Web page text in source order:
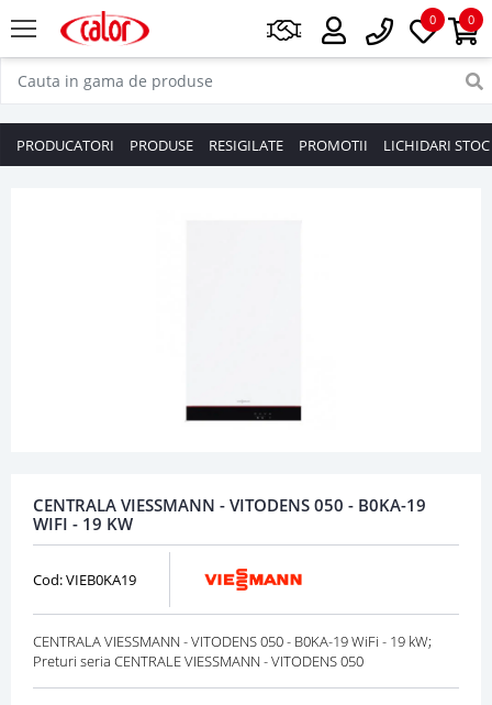
0
0
PRODUCATORI PRODUSE RESIGILATE PROMOTII LICHIDARI STOC
CENTRALA VIESSMANN - VITODENS 050 - B0KA-19
WIFI - 19 KW
Cod: VIEB0KA19
CENTRALA VIESSMANN - VITODENS 050 - B0KA-19 WiFi - 19 kW;
Preturi seria CENTRALE VIESSMANN - VITODENS 050